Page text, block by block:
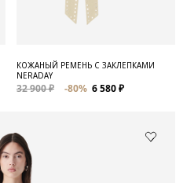
КОЖАНЫЙ РЕМЕНЬ С ЗАКЛЕПКАМИ
NERADAY
32 900 ₽ -80% 6 580 ₽